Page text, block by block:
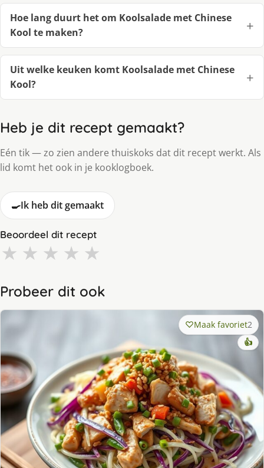
Hoe lang duurt het om Koolsalade met Chinese
Kool te maken?
Uit welke keuken komt Koolsalade met Chinese
Kool?
Heb je dit recept gemaakt?
Eén tik — zo zien andere thuiskoks dat dit recept werkt. Als
lid komt het ook in je kooklogboek.
🍳Ik heb dit gemaakt
Beoordeel dit recept
★ ★ ★ ★ ★
Probeer dit ook
Maak favoriet2
👍